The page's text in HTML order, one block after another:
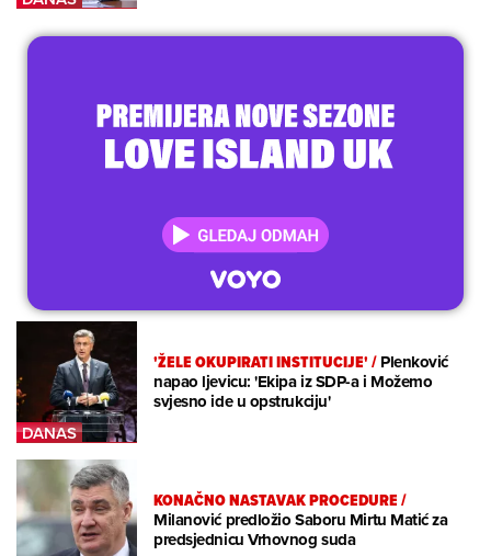
'ŽELE OKUPIRATI INSTITUCIJE'/Plenković
napao ljevicu: 'Ekipa iz SDP-a i Možemo
svjesno ide u opstrukciju'
KONAČNO NASTAVAK PROCEDURE/
Milanović predložio Saboru Mirtu Matić za
predsjednicu Vrhovnog suda